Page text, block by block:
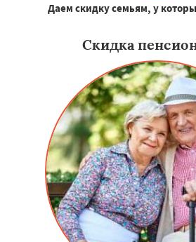
Даем скидку семьям, у
Скидка